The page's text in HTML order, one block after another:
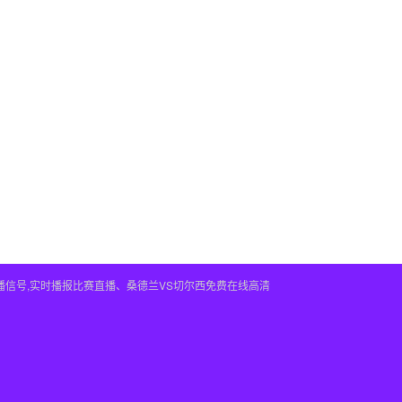
号,实时播报比赛直播、桑德兰VS切尔西免费在线高清